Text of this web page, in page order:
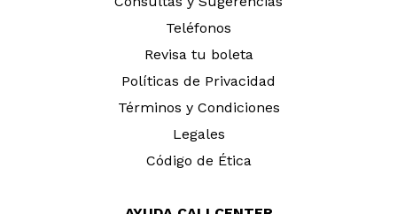
Teléfonos
Revisa tu boleta
Políticas de Privacidad
Términos y Condiciones
Legales
Código de Ética